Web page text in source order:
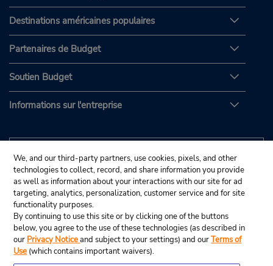
Destinations américaines populaires
Partenaires de Budget
Soutien Budget
Informations sur l'entreprise
We, and our third-party partners, use cookies, pixels, and other
technologies to collect, record, and share information you provide
as well as information about your interactions with our site for ad
targeting, analytics, personalization, customer service and for site
functionality purposes.
By continuing to use this site or by clicking one of the buttons
below, you agree to the use of these technologies (as described in
our Privacy Noticeand subject to your settings) and ourTerms of
Use (which contains important waivers).